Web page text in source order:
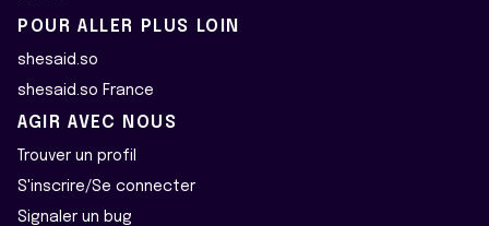
POUR ALLER PLUS LOIN
shesaid.so
shesaid.so France
AGIR AVEC NOUS
Trouver un profil
S'inscrire/Se connecter
Signaler un bug